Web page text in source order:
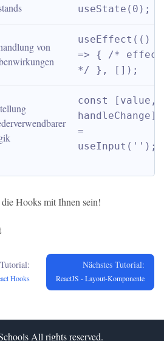
useState(0);
von
useEffect(()
=> { /* effect
*/ }, []);
const [value,
handleChange]
=
useInput('');
Hooks mit Ihnen sein!
Hooks
Nächstes Tutorial:
ReactJS - Layout-Komponente
All rights reserved.